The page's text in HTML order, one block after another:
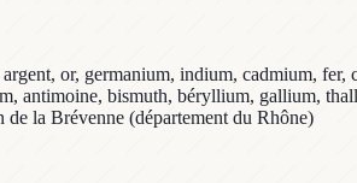
or, germanium, indium, cadmium,
antimoine, bismuth, béryllium, gallium,
de la Brévenne (département du Rhône)